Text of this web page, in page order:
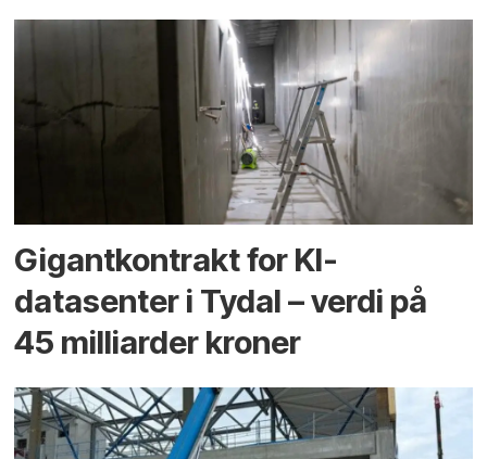
Gigantkontrakt for KI-
datasenter i Tydal – verdi på
45 milliarder kroner